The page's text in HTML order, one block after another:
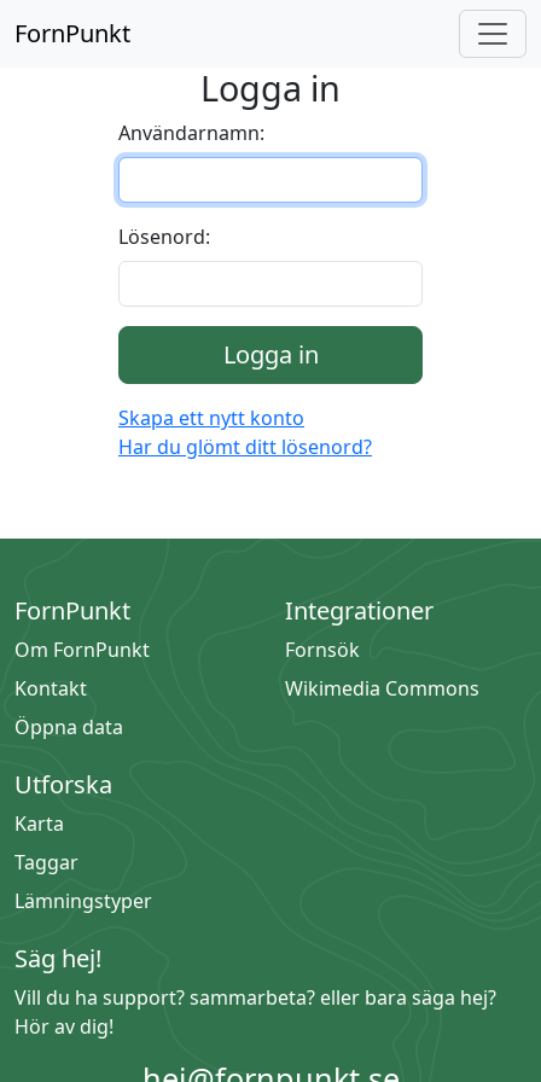
FornPunkt
Logga in
Användarnamn:
Lösenord:
Logga in
Skapa ett nytt konto
Har du glömt ditt lösenord?
FornPunkt
Om FornPunkt
Kontakt
Öppna data
Integrationer
Fornsök
Wikimedia Commons
Utforska
Karta
Taggar
Lämningstyper
Säg hej!
Vill du ha support? sammarbeta? eller bara säga hej?
Hör av dig!